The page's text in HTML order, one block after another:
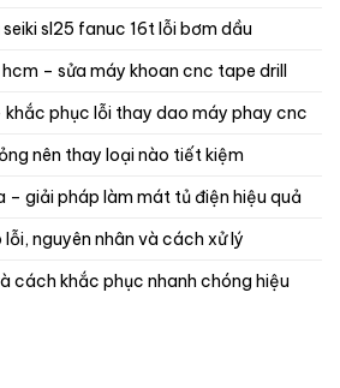
sl25 fanuc 16t lỗi bơm dầu
– sửa máy khoan cnc tape drill
khắc phục lỗi thay dao máy phay cnc
nên thay loại nào tiết kiệm
– giải pháp làm mát tủ điện hiệu quả
lỗi, nguyên nhân và cách xử lý